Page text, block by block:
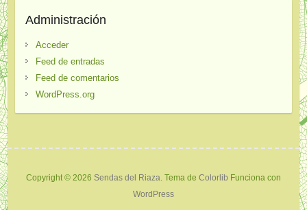
Administración
Acceder
Feed de entradas
Feed de comentarios
WordPress.org
Copyright © 2026 Sendas del Riaza. Tema de Colorlib Funciona con
WordPress